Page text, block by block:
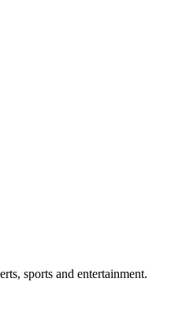
sports and entertainment.